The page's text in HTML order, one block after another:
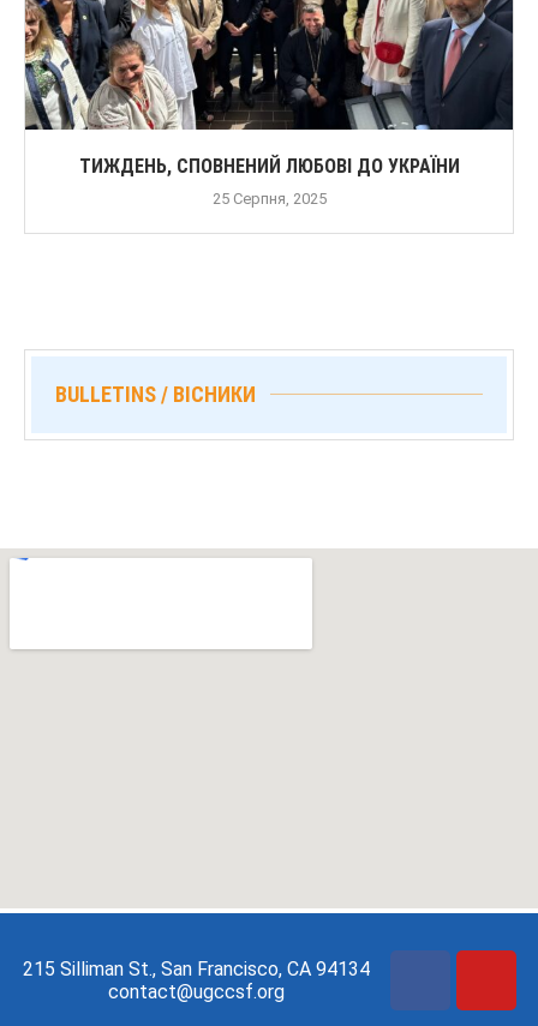
ТИЖДЕНЬ, СПОВНЕНИЙ ЛЮБОВІ ДО УКРАЇНИ
25 Серпня, 2025
BULLETINS / ВІСНИКИ
215 Silliman St., San Francisco, CA 94134
contact@ugccsf.org